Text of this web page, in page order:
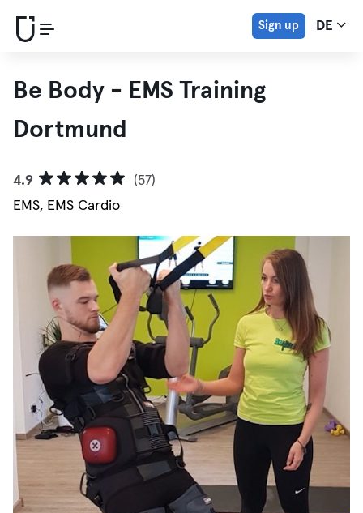
Sign up DE
Be Body - EMS Training
Dortmund
4.9
(57)
EMS, EMS Cardio